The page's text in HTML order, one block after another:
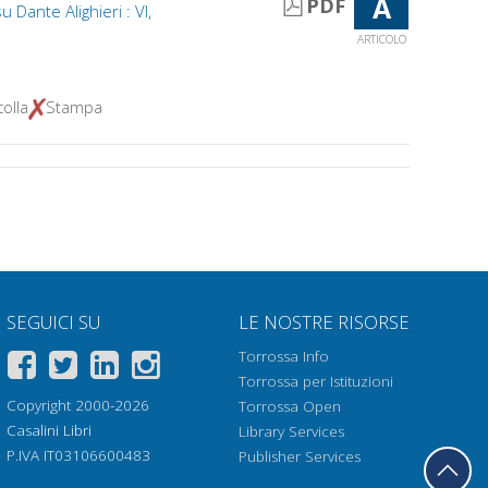
Dante Alighieri : VI,
Stampa
PDF A
ARTICOLO
SEGUICI SU
Copyright 2000-2026
Casalini Libri
P.IVA IT03106600483
LE NOSTRE RISORSE
Torrossa Info
Torrossa per Istituzioni
Torrossa Open
Library Services
Publisher Services